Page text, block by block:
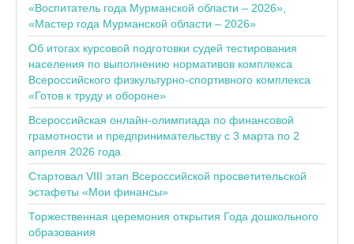
«Воспитатель года Мурманской области – 2026»,
«Мастер года Мурманской области – 2026»
Об итогах курсовой подготовки судей тестирования
населения по выполнению нормативов комплекса
Всероссийского физкультурно-спортивного комплекса
«Готов к труду и обороне»
Всероссийская онлайн-олимпиада по финансовой
грамотности и предпринимательству с 3 марта по 2
апреля 2026 года
Стартовал VIII этап Всероссийской просветительской
эстафеты «Мои финансы»
Торжественная церемония открытия Года дошкольного
образования